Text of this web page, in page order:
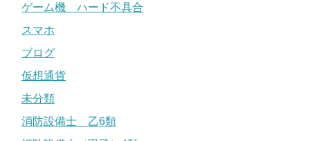
ゲーム機 ハード不具合
スマホ
ブログ
仮想通貨
未分類
消防設備士 乙6類